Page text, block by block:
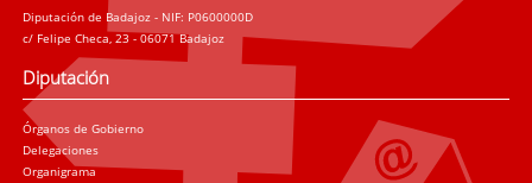
Diputación de Badajoz - NIF: P0600000D
c/ Felipe Checa, 23 - 06071 Badajoz
Diputación
Órganos de Gobierno
Delegaciones
Organigrama